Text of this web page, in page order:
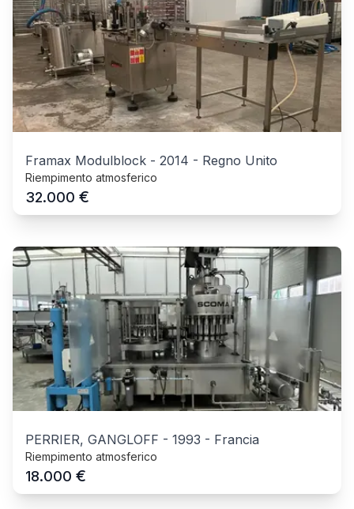
Framax Modulblock - 2014 - Regno Unito
Riempimento atmosferico
32.000 €
PERRIER, GANGLOFF - 1993 - Francia
Riempimento atmosferico
18.000 €